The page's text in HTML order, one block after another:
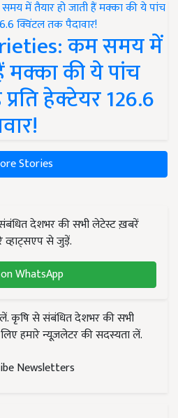
कम समय में
मक्का की ये पांच
हेक्टेयर 126.6
Stories
देशभर की सभी लेटेस्ट ख़बरें
व्हाट्सएप से जुड़ें.
WhatsApp
कृषि से संबंधित देशभर की सभी
हमारे न्यूज़लेटर की सदस्यता लें.
Newsletters